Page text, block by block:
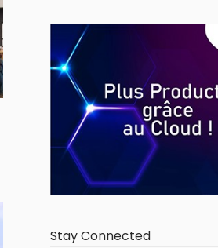
Stay Connected